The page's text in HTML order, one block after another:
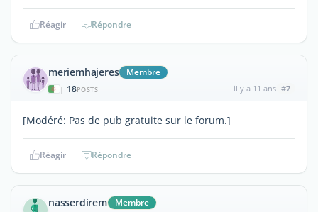
Réagir Répondre
meriemhajeres Membre
| 18POSTS il y a 11 ans #7
[Modéré: Pas de pub gratuite sur le forum.]
Réagir Répondre
nasserdirem Membre